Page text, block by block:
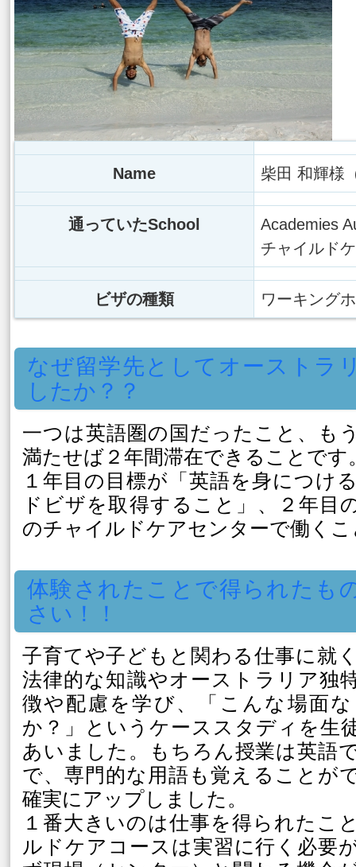
Name 柴田 和輝様
通っていたSchool
Academies
チャイルド
ビザの種類 ワーキング
なぜ留学先としてオーストラ
したか？？
一つは英語圏の国だったこと、も
満たせば２年間滞在できることです
１年目の目標が「英語を身につけ
ドビザを取得すること」、２年目
のチャイルドケアセンターで働く
体験されたことで得られたも
さい！！
子育てや子どもと関わる仕事に就
法律的な知識やオーストラリア独
徴や配慮を学び、「こんな場面
か？」というケーススタディを生
あいました。もちろん授業は英語
で、専門的な用語も覚えることが
確実にアップしました。
１番大きいのは仕事を得られたこ
ルドケアコースは実習に行く必要